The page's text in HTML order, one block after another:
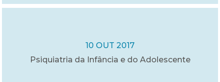
10 OUT 2017
Psiquiatria da Infância e do Adolescente